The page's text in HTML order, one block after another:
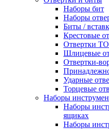
Наборы бит
Наборы
Биты /
Крестовые
Отвертки
Шлицевые
Отвертки-
Ударные
Торцевые
Наборы
Наборы
ящиках
Наборы